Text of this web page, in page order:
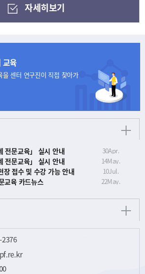
자세히보기
전문교육」 실시 안내 30Apr.
전문교육」 실시 안내 14May.
장 접수 및 수강 가능 안내 10Jul.
교육 카드뉴스 22May.
교육
을 센터 연구진이 직접 찾아가